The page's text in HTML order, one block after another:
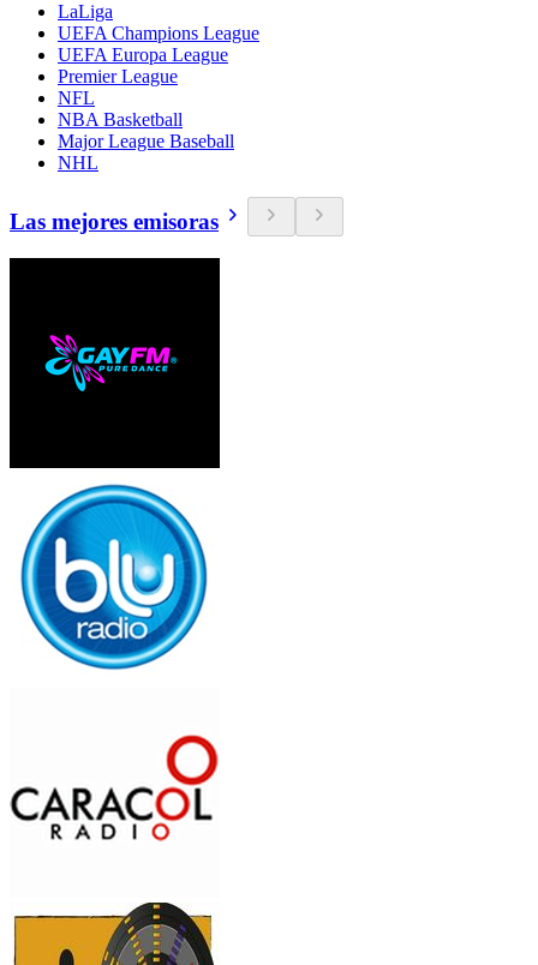
LaLiga
UEFA Champions League
UEFA Europa League
Premier League
NFL
NBA Basketball
Major League Baseball
NHL
Las mejores emisoras